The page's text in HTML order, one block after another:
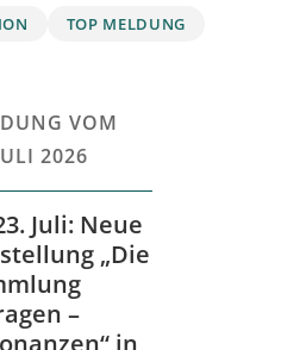
TOP MELDUNG
VOM
2026
Juli: Neue
„Die
–
in